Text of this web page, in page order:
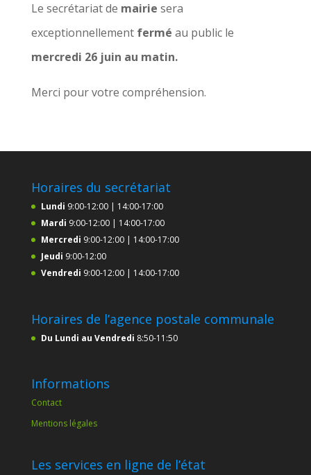
Le secrétariat de mairie sera
exceptionnellement fermé au public le
mercredi 26 juin au matin.
Merci pour votre compréhension.
Horaires du secrétariat
Lundi 9:00-12:00 | 14:00-17:00
Mardi 9:00-12:00 | 14:00-17:00
Mercredi 9:00-12:00 | 14:00-17:00
Jeudi 9:00-12:00
Vendredi 9:00-12:00 | 14:00-17:00
Horaires de l’agence postale communale
Du Lundi au Vendredi 8:50-11:50
Informations
Contact
Mentions légales
Les services en ligne de l’état